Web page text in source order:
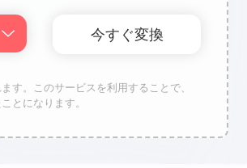
す。このサービスを利用することで、
とになります。